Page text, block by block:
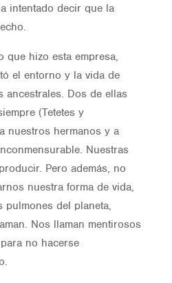
intentado decir que la
que hizo esta empresa,
el entorno y la vida de
ancestrales. Dos de ellas
(Tetetes y
nuestros hermanos y a
Nuestras
Pero además, no
nuestra forma de vida,
del planeta,
Nos llaman mentirosos
no hacerse